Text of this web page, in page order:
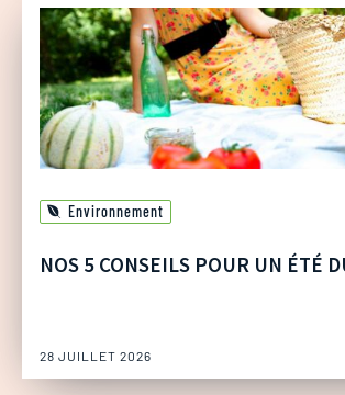
Environnement
NOS 5 CONSEILS POUR UN ÉTÉ
28 JUILLET 2026